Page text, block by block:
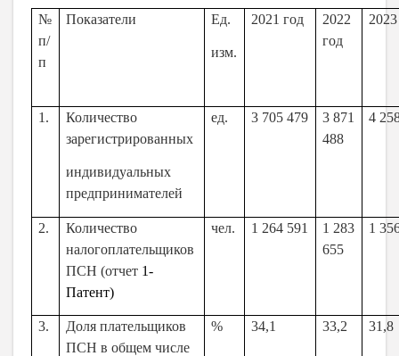
№
п/
п
Показатели Ед.
изм.
2021 год
2022
год
2023
1.
Количество
зарегистрированных
индивидуальных
предпринимателей
ед. 3 705 479
3 871
488
4
2.
Количество
налогоплательщиков
ПСН (отчет 1-
Патент)
чел. 1 264 591
1 283
655
1
3.
Доля плательщиков
ПСН в общем числе
% 34,1 33,2 31,8